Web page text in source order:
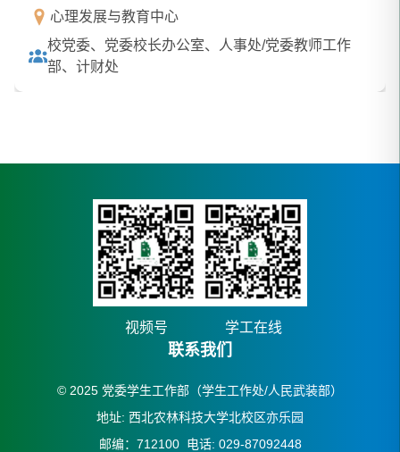
心理发展与教育中心
校党委、党委校长办公室、人事处/党委教师工作
部、计财处
视频号 学工在线
联系我们
© 2025 党委学生工作部（学生工作处/人民武装部）
地址: 西北农林科技大学北校区亦乐园
邮编：712100 电话: 029-87092448